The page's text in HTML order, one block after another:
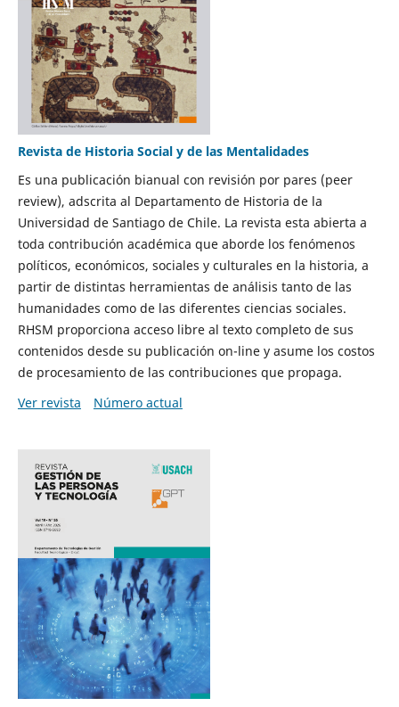
Revista de Historia Social y de las Mentalidades
Es una publicación bianual con revisión por pares (peer
review), adscrita al Departamento de Historia de la
Universidad de Santiago de Chile. La revista esta abierta a
toda contribución académica que aborde los fenómenos
políticos, económicos, sociales y culturales en la historia, a
partir de distintas herramientas de análisis tanto de las
humanidades como de las diferentes ciencias sociales.
RHSM proporciona acceso libre al texto completo de sus
contenidos desde su publicación on-line y asume los costos
de procesamiento de las contribuciones que propaga.
Ver revista
Número actual